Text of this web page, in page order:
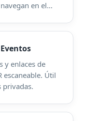
en el
y enlaces de
Útil
privadas.